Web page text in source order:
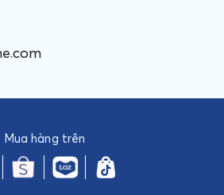
Mua hàng trên